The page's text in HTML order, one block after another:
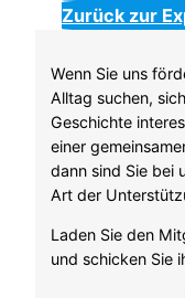
Zurück zur
Wenn Sie uns
Alltag suchen,
Geschichte
einer
dann sind Sie bei
Art der
Laden Sie den
und schicken Sie